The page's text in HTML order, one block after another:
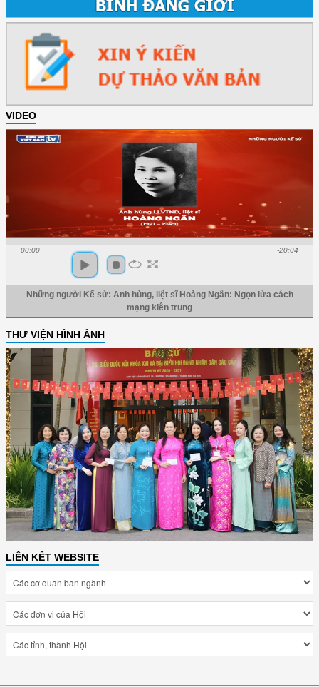
VIDEO
00:00 -20:04
Những người Kể sử: Anh hùng, liệt sĩ Hoàng Ngân: Ngọn lửa cách
mạng kiên trung
THƯ VIỆN HÌNH ẢNH
LIÊN KẾT WEBSITE